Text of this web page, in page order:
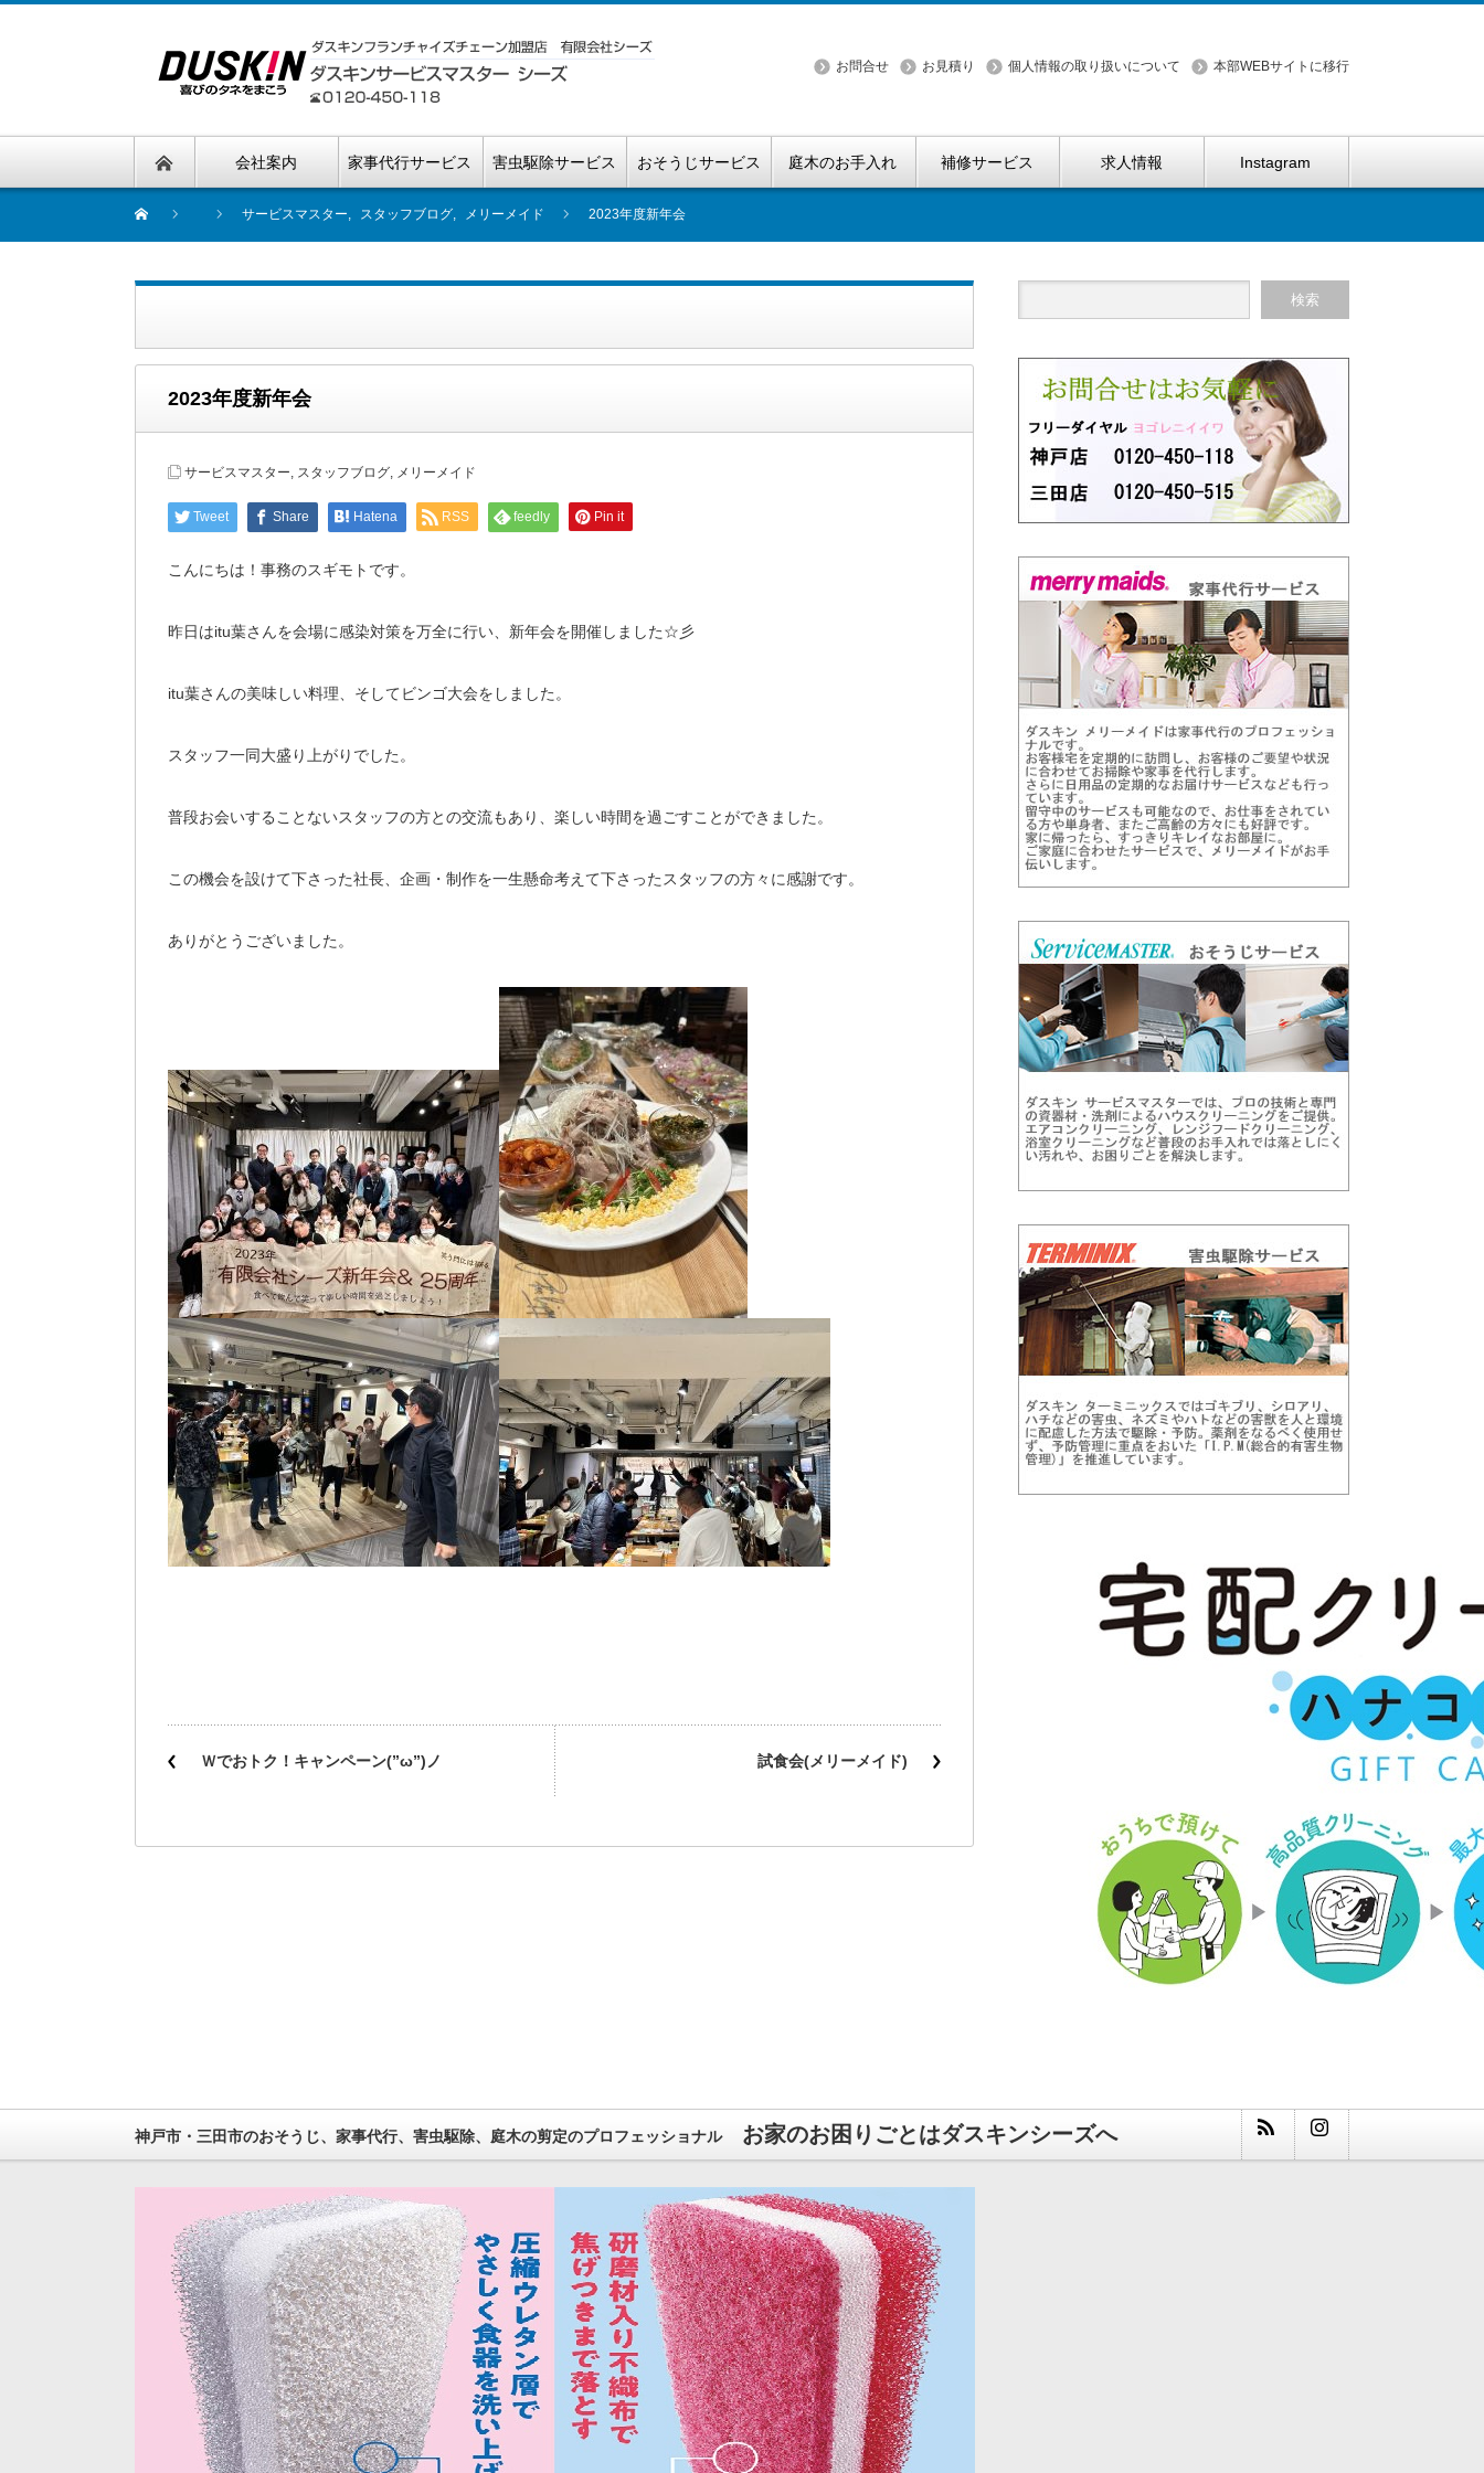
お問合せ お見積り 個人情報の取り扱いについて 本部WEBサイトに移行
会社案内 家事代行サービス 害虫駆除サービス おそうじサービス 庭木のお手入れ 補修サービス 求人情報 Instagram
サービスマスター, スタッフブログ, メリーメイド 2023年度新年会
2023年度新年会
サービスマスター, スタッフブログ, メリーメイド
Tweet Share Hatena RSS feedly Pin it
こんにちは！事務のスギモトです。
昨日はitu葉さんを会場に感染対策を万全に行い、新年会を開催しました☆彡
itu葉さんの美味しい料理、そしてビンゴ大会をしました。
スタッフ一同大盛り上がりでした。
普段お会いすることないスタッフの方との交流もあり、楽しい時間を過ごすことができました。
この機会を設けて下さった社長、企画・制作を一生懸命考えて下さったスタッフの方々に感謝です。
ありがとうございました。
Ｗでおトク！キャンペーン(”ω”)ノ 試食会(メリーメイド)
神戸市・三田市のおそうじ、家事代行、害虫駆除、庭木の剪定のプロフェッショナル お家のお困りごとはダスキンシーズへ